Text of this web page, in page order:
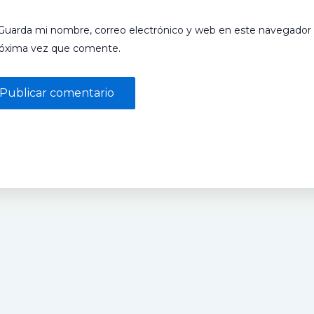
mi nombre, correo electrónico y web en este navegador
vez que comente.